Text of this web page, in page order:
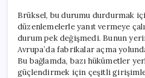
Brüksel, bu durumu durdurmak
düzenlemelerle yanıt vermeye
durum pek değişmedi. Bunun
Avrupa’da fabrikalar açma
Bu bağlamda, bazı hükümetler
güçlendirmek için çeşitli